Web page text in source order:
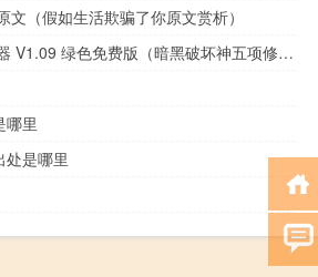
文（假如生活欺骗了你原文赏析）
暗黑破坏神五项修改器 V1.09 绿色免费版（暗黑破坏神五项修改器 V1.09 绿色免费版功能简介）
哪里
处是哪里